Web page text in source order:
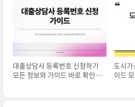
대출상담사 등록번호 신청하기
모든 정보와 가이드 바로 확인하
도시
이드